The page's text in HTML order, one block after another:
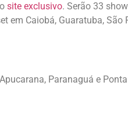
site exclusivo. Serão 33
Caiobá, Guaratuba, São
Paranaguá e